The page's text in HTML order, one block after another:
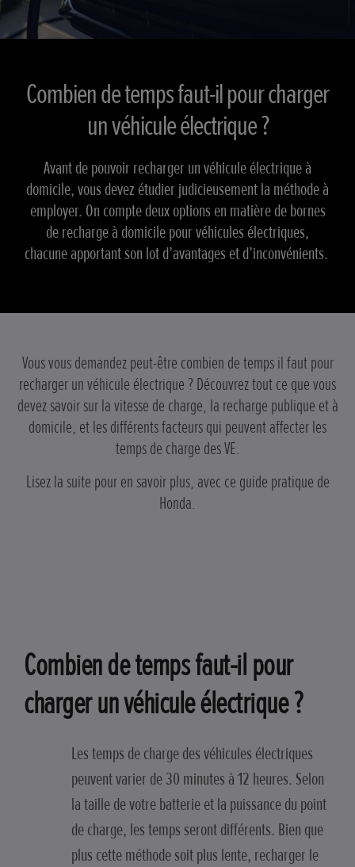
Combien de temps faut-il pour charger
un véhicule électrique ?
Avant de pouvoir recharger un véhicule électrique à
domicile, vous devez étudier judicieusement la méthode à
employer. On compte deux options en matière de bornes
de recharge à domicile pour véhicules électriques,
chacune apportant son lot d’avantages et d’inconvénients.
Vous vous demandez peut-être combien de temps il faut pour
recharger un véhicule électrique ? Découvrez tout ce que vous
devez savoir sur la vitesse de charge, la recharge publique et à
domicile, et les différents facteurs qui peuvent affecter les
temps de charge des VE.
Lisez la suite pour en savoir plus, avec ce guide pratique de
Honda.
Combien de temps faut-il pour
charger un véhicule électrique ?
Les temps de charge des véhicules électriques
peuvent varier de 30 minutes à 12 heures. Selon
la taille de votre batterie et la puissance du point
de charge, les temps seront différents. Bien que
plus cette méthode soit plus lente, recharger le